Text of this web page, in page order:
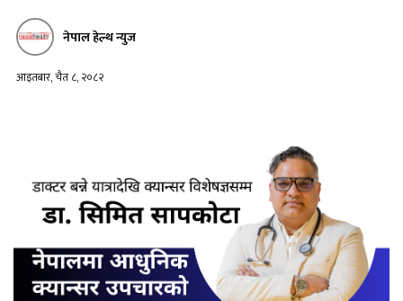
नेपाल हेल्थ न्युज
आइतबार, चैत ८, २०८२